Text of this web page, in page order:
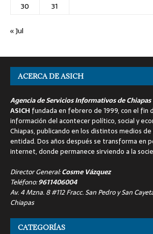
30
31
« Jul
ACERCA DE ASICH
Agencia de Servicios Informativos de Chiapas
ASICH fundada en febrero de 1999, con el fin
información del acontecer político, social y
Chiapas, publicando en los distintos medios de
entidad. Dos años después se transforma en
internet, donde permanece sirviendo a la
Director General:Cosme Vázquez
Teléfono:9611406004
Av. 4 Mzna. 8 #112 Fracc. San Pedro y San
Chiapas
CATEGORÍAS